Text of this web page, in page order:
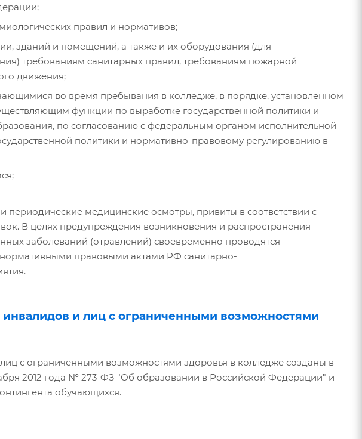
правил и нормативов;
зданий и помещений, а также и их оборудования (для
требованиям санитарных правил, требованиям пожарной
движения;
во время пребывания в колледже, в порядке, установленном
функции по выработке государственной политики и
по согласованию с федеральным органом исполнительной
политики и нормативно-правовому регулированию в
периодические медицинские осмотры, привиты в соответствии с
В целях предупреждения возникновения и распространения
заболеваний (отравлений) своевременно проводятся
правовыми актами РФ санитарно-
и лиц с ограниченными возможностями
с ограниченными возможностями здоровья в колледже созданы в
2012 года № 273-ФЗ "Об образовании в Российской Федерации" и
обучающихся.